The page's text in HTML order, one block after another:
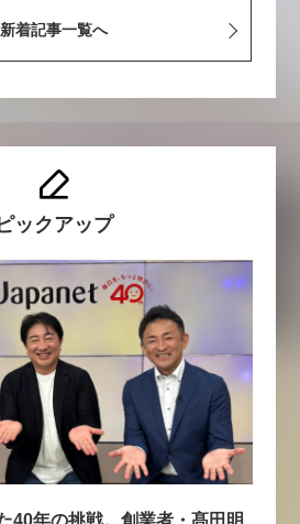
新着記事一覧へ
ックアップ
40年の挑戦。創業者・髙田明